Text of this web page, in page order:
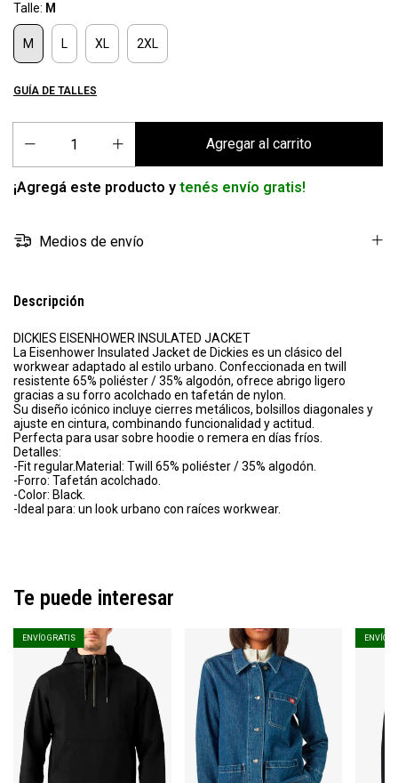
Talle: M
M L XL 2XL
GUÍA DE TALLES
¡Agregá este producto y tenés envío gratis!
Medios de envío
Descripción
DICKIES EISENHOWER INSULATED JACKET
La Eisenhower Insulated Jacket de Dickies es un clásico del
workwear adaptado al estilo urbano. Confeccionada en twill
resistente 65% poliéster / 35% algodón, ofrece abrigo ligero
gracias a su forro acolchado en tafetán de nylon.
Su diseño icónico incluye cierres metálicos, bolsillos diagonales y
ajuste en cintura, combinando funcionalidad y actitud.
Perfecta para usar sobre hoodie o remera en días fríos.
Detalles:
-Fit regular.Material: Twill 65% poliéster / 35% algodón.
-Forro: Tafetán acolchado.
-Color: Black.
-Ideal para: un look urbano con raíces workwear.
Te puede interesar
ENVÍO GRATIS ENVÍO